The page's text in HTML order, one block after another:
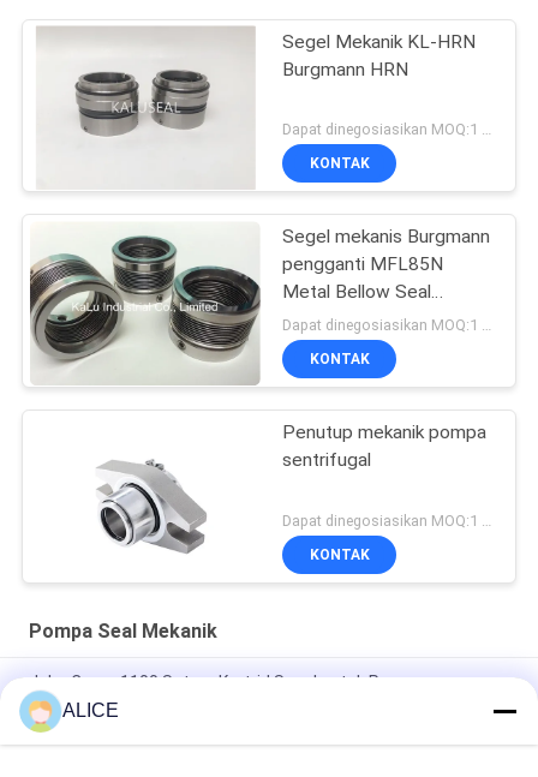
Segel Mekanik KL-HRN
Burgmann HRN
Dapat dinegosiasikan MOQ:1 set
KONTAK
Segel mekanis Burgmann
pengganti MFL85N
Metal Bellow Seal
berkualitas tinggi
Dapat dinegosiasikan MOQ:1 set
KONTAK
Penutup mekanik pompa
sentrifugal
KONTAK
Pompa Seal Mekanik
John Crane 1100 Setara Kartrid Segel untuk Pemasangan
Mudah dan Segel Mekanik Pompa yang Disesuaikan
Segel mekanik 22mm LOWARA-22-X segel pompa
ALICE